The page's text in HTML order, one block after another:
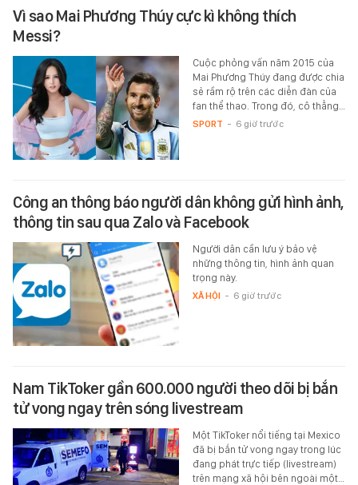
Vì sao Mai Phương Thúy cực kì không thích
Messi?
Cuộc phỏng vấn năm 2015 của
Mai Phương Thúy đang được chia
sẻ rầm rộ trên các diễn đàn của
fan thể thao. Trong đó, cô thẳng…
SPORT - 6 giờ trước
Công an thông báo người dân không gửi hình ảnh,
thông tin sau qua Zalo và Facebook
Người dân cần lưu ý bảo vệ
những thông tin, hình ảnh quan
trọng này.
XÃ HỘI - 6 giờ trước
Nam TikToker gần 600.000 người theo dõi bị bắn
tử vong ngay trên sóng livestream
Một TikToker nổi tiếng tại Mexico
đã bị bắn tử vong ngay trong lúc
đang phát trực tiếp (livestream)
trên mạng xã hội bên ngoài một…